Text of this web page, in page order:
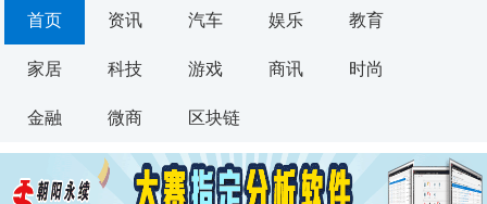
首页 资讯 汽车 娱乐 教育
家居 科技 游戏 商讯 时尚
金融 微商 区块链